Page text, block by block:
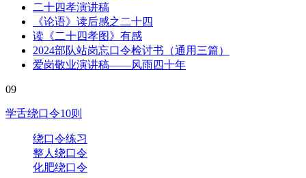
二十四孝演讲稿
《论语》读后感之二十四
读《二十四孝图》有感
2024部队站岗忘口令检讨书（通用三篇）
爱岗敬业演讲稿——风雨四十年
09
学舌绕口令10则
绕口令练习
整人绕口令
化肥绕口令